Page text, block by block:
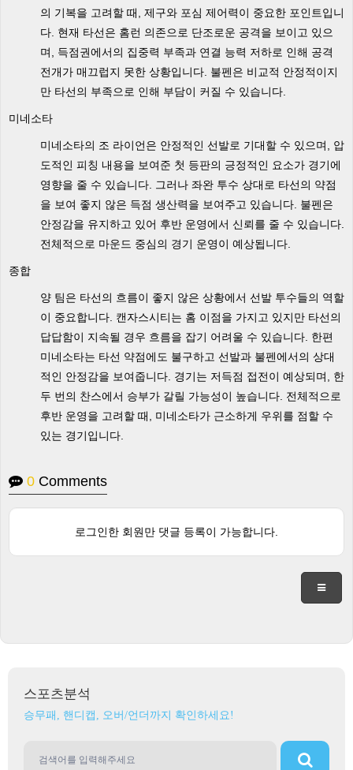
의 기복을 고려할 때, 제구와 포심 제어력이 중요한 포인트입니
다. 현재 타선은 홈런 의존으로 단조로운 공격을 보이고 있으
며, 득점권에서의 집중력 부족과 연결 능력 저하로 인해 공격
전개가 매끄럽지 못한 상황입니다. 불펜은 비교적 안정적이지
만 타선의 부족으로 인해 부담이 커질 수 있습니다.
미네소타
미네소타의 조 라이언은 안정적인 선발로 기대할 수 있으며, 압
도적인 피칭 내용을 보여준 첫 등판의 긍정적인 요소가 경기에
영향을 줄 수 있습니다. 그러나 좌완 투수 상대로 타선의 약점
을 보여 좋지 않은 득점 생산력을 보여주고 있습니다. 불펜은
안정감을 유지하고 있어 후반 운영에서 신뢰를 줄 수 있습니다.
전체적으로 마운드 중심의 경기 운영이 예상됩니다.
종합
양 팀은 타선의 흐름이 좋지 않은 상황에서 선발 투수들의 역할
이 중요합니다. 캔자스시티는 홈 이점을 가지고 있지만 타선의
답답함이 지속될 경우 흐름을 잡기 어려울 수 있습니다. 한편
미네소타는 타선 약점에도 불구하고 선발과 불펜에서의 상대
적인 안정감을 보여줍니다. 경기는 저득점 접전이 예상되며, 한
두 번의 찬스에서 승부가 갈릴 가능성이 높습니다. 전체적으로
후반 운영을 고려할 때, 미네소타가 근소하게 우위를 점할 수
있는 경기입니다.
0 Comments
로그인한 회원만 댓글 등록이 가능합니다.
스포츠분석
승무패, 핸디캡, 오버/언더까지 확인하세요!